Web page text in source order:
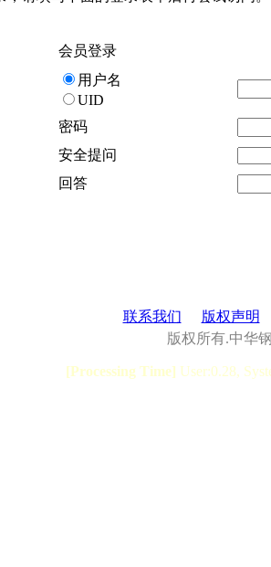
会员登录
用户名
UID
密码
安全提问
回答
联系我们
版权声明
版权所有.中华
[Processing Time] User:0.28,